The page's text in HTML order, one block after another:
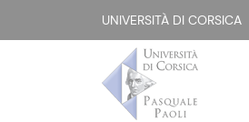
UNIVERSITÀ DI CORSICA